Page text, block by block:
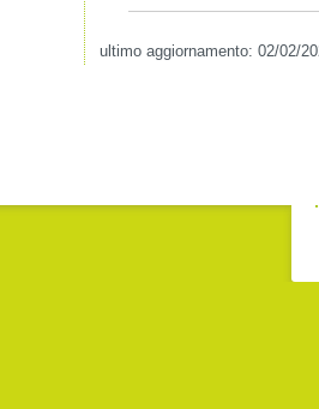
ultimo aggiornamento: 02/02/